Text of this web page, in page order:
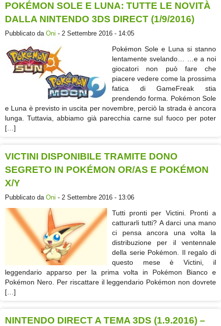
POKÉMON SOLE E LUNA: TUTTE LE NOVITÀ
DALLA NINTENDO 3DS DIRECT (1/9/2016)
Pubblicato da Oni - 2 Settembre 2016 - 14:05
Pokémon Sole e Luna si stanno
lentamente svelando… …e a noi
giocatori non può fare che
piacere vedere come la prossima
fatica di GameFreak stia
prendendo forma. Pokémon Sole
e Luna è previsto in uscita per novembre, perciò la strada è ancora
lunga. Tuttavia, abbiamo già parecchia carne sul fuoco per poter
[…]
VICTINI DISPONIBILE TRAMITE DONO
SEGRETO IN POKÉMON OR/AS E POKÉMON
X/Y
Pubblicato da Oni - 2 Settembre 2016 - 13:06
Tutti pronti per Victini. Pronti a
catturarli tutti? A darci una mano
ci pensa ancora una volta la
distribuzione per il ventennale
della serie Pokémon. Il regalo di
questo mese è Victini, il
leggendario apparso per la prima volta in Pokémon Bianco e
Pokémon Nero. Per riscattare il leggendario Pokémon non dovrete
[…]
NINTENDO DIRECT A TEMA 3DS (1.9.2016) –